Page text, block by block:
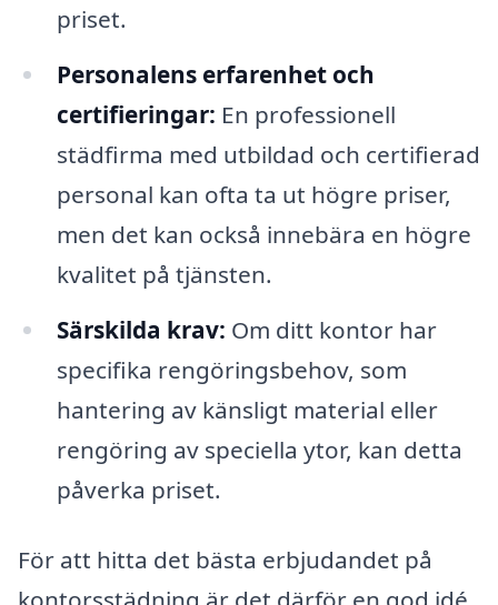
priset.
Personalens erfarenhet och
certifieringar: En professionell
städfirma med utbildad och certifierad
personal kan ofta ta ut högre priser,
men det kan också innebära en högre
kvalitet på tjänsten.
Särskilda krav: Om ditt kontor har
specifika rengöringsbehov, som
hantering av känsligt material eller
rengöring av speciella ytor, kan detta
påverka priset.
För att hitta det bästa erbjudandet på